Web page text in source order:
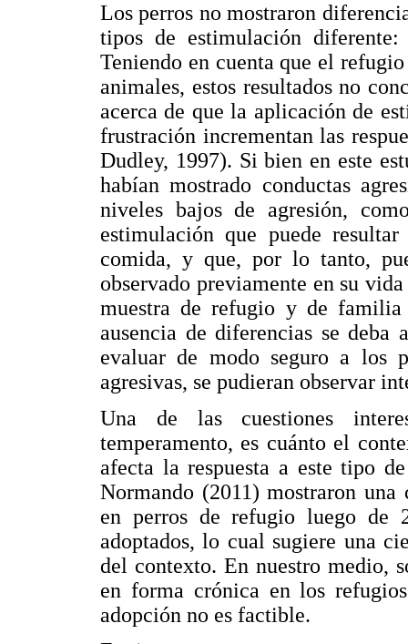
Los perros no mostraron
tipos de estimulación
Teniendo en cuenta que el
animales, estos resultados no
acerca de que la aplicación de
frustración incrementan las
Dudley, 1997). Si bien en este
habían mostrado conductas
niveles bajos de agresión,
estimulación que puede
comida, y que, por lo tanto,
observado previamente en su
muestra de refugio y de
ausencia de diferencias se
evaluar de modo seguro a los
agresivas, se pudieran observar
Una de las cuestiones
temperamento, es cuánto el
afecta la respuesta a este tipo
Normando (2011) mostraron una
en perros de refugio luego de
adoptados, lo cual sugiere una
del contexto. En nuestro medio,
en forma crónica en los
adopción no es factible.